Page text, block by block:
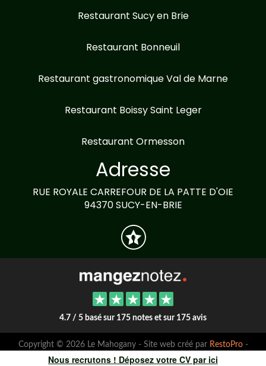
Restaurant Sucy en Brie
Restaurant Bonneuil
Restaurant gastronomique Val de Marne
Restaurant Boissy Saint Leger
Restaurant Ormesson
Adresse
RUE ROYALE CARREFOUR DE LA PATTE D'OIE
94370 SUCY-EN-BRIE
4.7 / 5 basé sur 175 notes et sur 175 avis
Copyright © 2026 Le Mahogany - Site web créé par RestoPro-
mentions légales
Nous recrutons ! Déposez votre CV par ici